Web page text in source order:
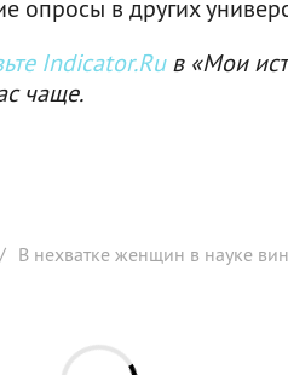
опросы в других
Indicator.Ruв «Мои
чаще.
/ В нехватке женщин в науке